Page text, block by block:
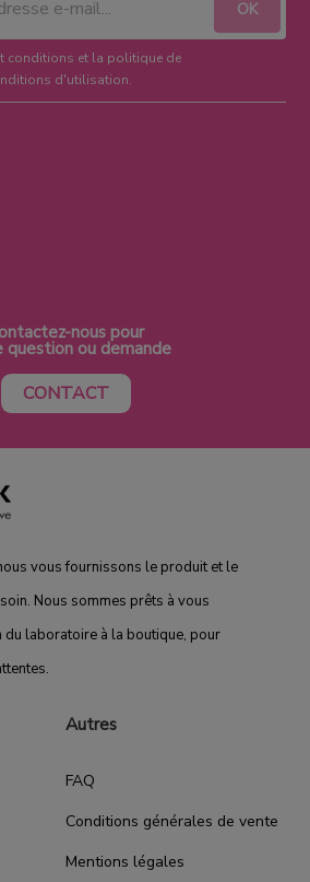
conditions et la politique de
d'utilisation.
nous pour
ou demande
CONTACT
vous fournissons le produit et le
Nous sommes prêts à vous
du laboratoire à la boutique, pour
Autres
FAQ
Conditions générales de vente
Mentions légales